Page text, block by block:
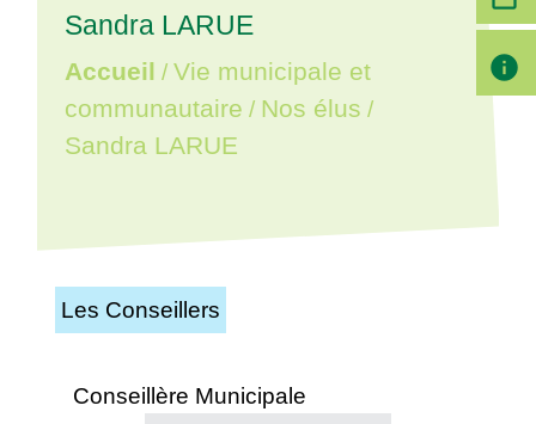
Sandra LARUE
Accueil / Vie municipale et
communautaire / Nos élus /
Sandra LARUE
Les Conseillers
Conseillère Municipale
info